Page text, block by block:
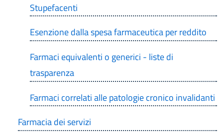
Stupefacenti
Esenzione dalla spesa farmaceutica per reddito
Farmaci equivalenti o generici - liste di
trasparenza
Farmaci correlati alle patologie cronico invalidanti
Farmacia dei servizi